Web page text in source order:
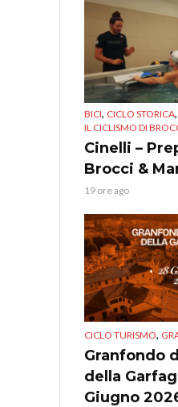
BICI, CICLO STORICA,
IL CICLISMO DI
Cinelli –
Brocci &
19 ore ago
CICLO TURISMO,
Granfondo
della
Giugno